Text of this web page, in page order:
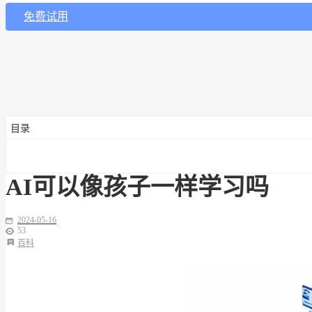
免费试用
目录
AI可以像孩子一样学习吗
2024-05-16
53
百科